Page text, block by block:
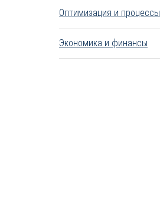
Оптимизация и процессы
Экономика и финансы